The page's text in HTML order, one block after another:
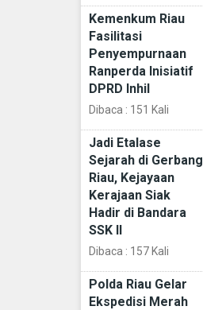
Kemenkum Riau
Fasilitasi
Penyempurnaan
Ranperda Inisiatif
DPRD Inhil
Dibaca : 151 Kali
Jadi Etalase
Sejarah di Gerbang
Riau, Kejayaan
Kerajaan Siak
Hadir di Bandara
SSK II
Dibaca : 157 Kali
Polda Riau Gelar
Ekspedisi Merah